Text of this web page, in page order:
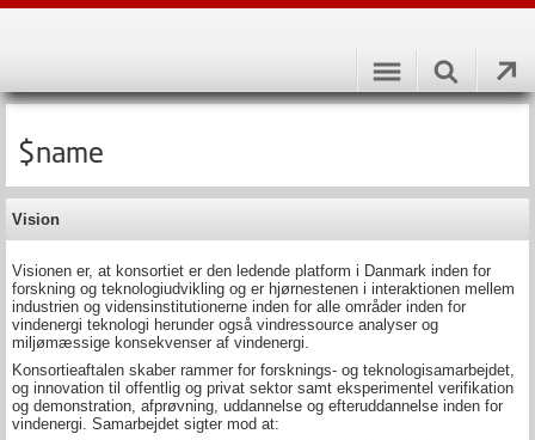
$name
Vision
Visionen er, at konsortiet er den ledende platform i Danmark inden for
forskning og teknologiudvikling og er hjørnestenen i interaktionen mellem
industrien og vidensinstitutionerne inden for alle områder inden for
vindenergi teknologi herunder også vindressource analyser og
miljømæssige konsekvenser af vindenergi.
Konsortieaftalen skaber rammer for forsknings- og teknologisamarbejdet,
og innovation til offentlig og privat sektor samt eksperimentel verifikation
og demonstration, afprøvning, uddannelse og efteruddannelse inden for
vindenergi. Samarbejdet sigter mod at: